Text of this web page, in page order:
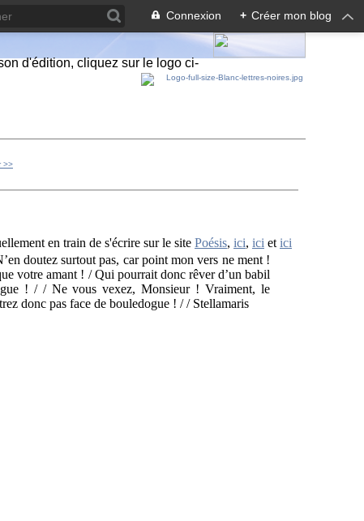
Connexion + Créer mon blog
d'édition, cliquez sur le logo ci-
>>
en train de s'écrire sur le site Poésis, ici, ici et ici